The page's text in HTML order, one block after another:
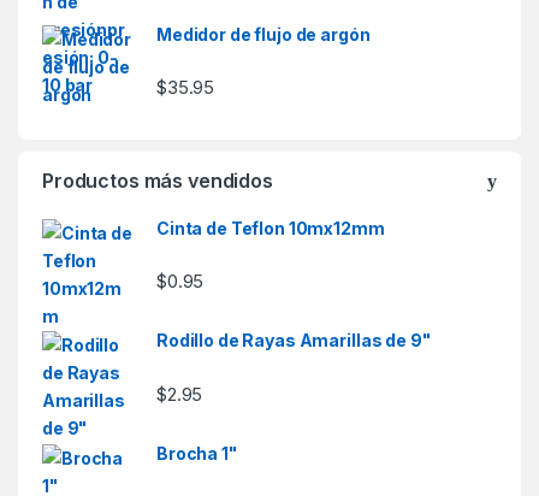
Medidor de flujo de argón
$35.95
Productos más vendidos
Cinta de Teflon 10mx12mm
$0.95
Rodillo de Rayas Amarillas de 9"
$2.95
Brocha 1"